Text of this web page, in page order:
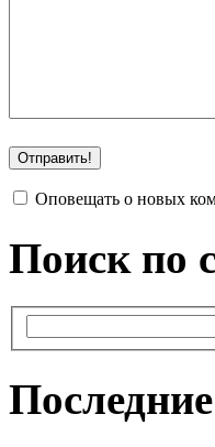
Оповещать о новых
Поиск по